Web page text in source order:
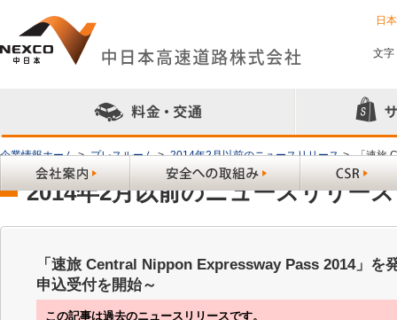
日
文字
企業情報ホーム > プレスルーム > 2014年2月以前のニュースリリース > 「速旅
2014年2月以前のニュースリリース
「速旅 Central Nippon Expressway Pass 2014」を
申込受付を開始～
この記事は過去のニュースリリースです。